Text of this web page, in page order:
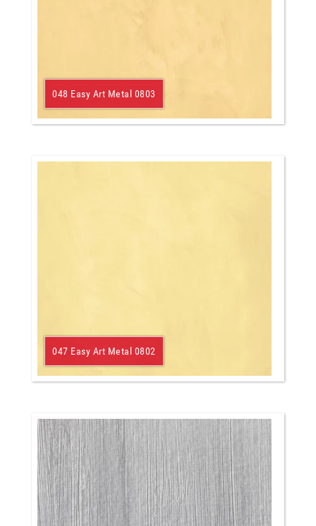
048 Easy Art Metal 0803
047 Easy Art Metal 0802